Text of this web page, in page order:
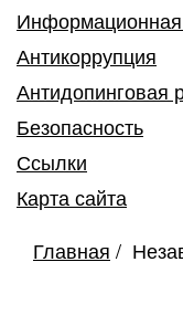
Информационная
Антикоррупция
Антидопинговая
Безопасность
Ссылки
Карта сайта
Главная